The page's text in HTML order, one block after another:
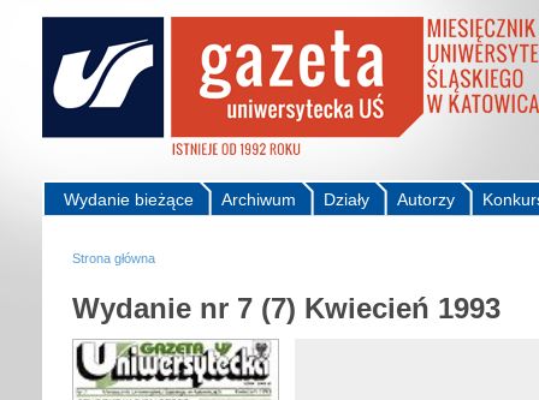
Autorzy
Działy
Archiwum
Wydanie bieżące
Strona główna
Wydanie nr 7 (7) Kwiecień 1993